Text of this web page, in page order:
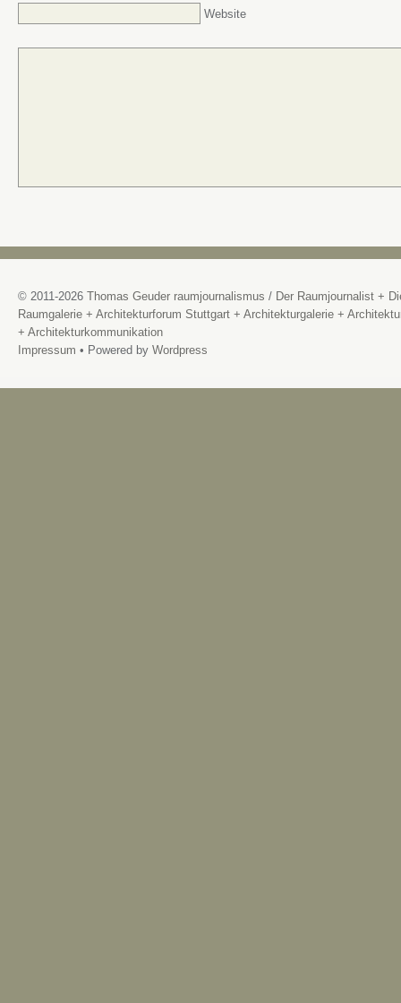
Website
© 2011-2026 Thomas Geuder raumjournalismus / Der Raumjournalist +
Raumgalerie + Architekturforum Stuttgart + Architekturgalerie +
+ Architekturkommunikation
Impressum • Powered by Wordpress